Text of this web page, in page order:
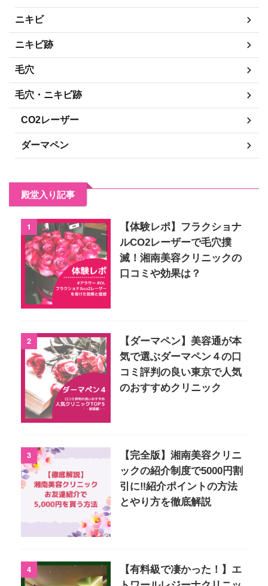
ニキビ
ニキビ跡
毛穴
毛穴・ニキビ跡
CO2レーザー
ダーマペン
殿堂入り記事
1
【体験レポ】フラクショナ
ルCO2レーザーで毛穴撲
滅！湘南美容クリニックの
口コミや効果は？
2
【ダーマペン】美容通が本
気で選ぶダーマペン４の口
コミ評判の良い東京で人気
のおすすめクリニック
3
【完全版】湘南美容クリニ
ックの紹介制度で5000円割
引に‼︎紹介ポイントの方法
とやり方を徹底解説
4
【有料級で凄かった！】エ